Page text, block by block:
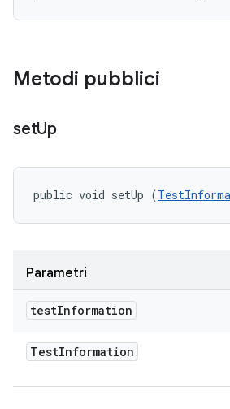
Metodi pubblici
setUp
public void setUp (
Parametri
testInformation
TestInformation